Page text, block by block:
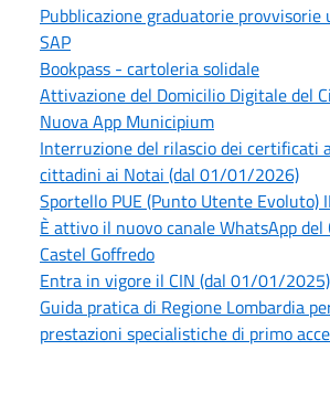
Pubblicazione graduatorie
SAP
Bookpass - cartoleria solidale
Attivazione del Domicilio Digitale del
Nuova App Municipium
Interruzione del rilascio dei certificati
cittadini ai Notai (dal 01/01/2026)
Sportello PUE (Punto Utente Evoluto)
È attivo il nuovo canale WhatsApp del
Castel Goffredo
Entra in vigore il CIN (dal 01/01/2025)
Guida pratica di Regione Lombardia
prestazioni specialistiche di primo